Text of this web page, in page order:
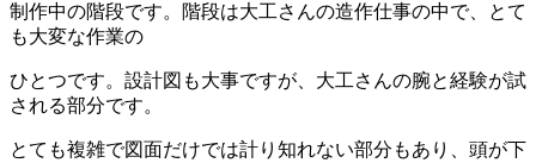
制作中の階段です。階段は大工さんの造作仕事の中で、とて
も大変な作業の
ひとつです。設計図も大事ですが、大工さんの腕と経験が試
される部分です。
とても複雑で図面だけでは計り知れない部分もあり、頭が下